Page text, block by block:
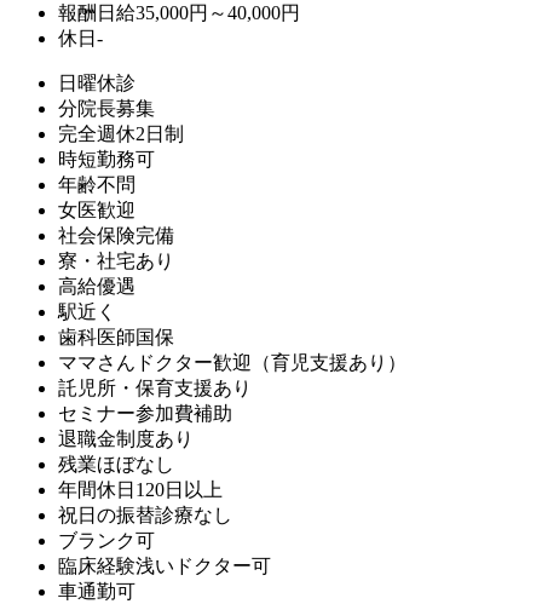
報酬 日給35,000円～40,000円
休日 -
日曜休診
分院長募集
完全週休2日制
時短勤務可
年齢不問
女医歓迎
社会保険完備
寮・社宅あり
高給優遇
駅近く
歯科医師国保
ママさんドクター歓迎（育児支援あり）
託児所・保育支援あり
セミナー参加費補助
退職金制度あり
残業ほぼなし
年間休日120日以上
祝日の振替診療なし
ブランク可
臨床経験浅いドクター可
車通勤可